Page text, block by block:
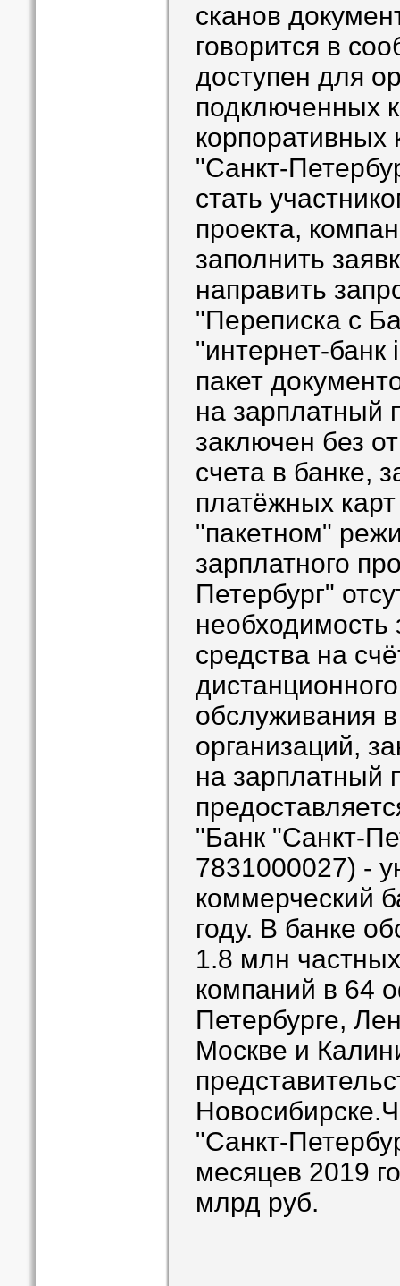
сканов
говорится в
доступен для
подключенных
корпоративных
"Санкт-
стать
проекта,
заполнить
направить
"Переписка с
"интернет-банк
пакет
на зарплатный
заключен без
счета в банке,
платёжных
"пакетном"
зарплатного
Петербург"
необходимость
средства на
обслуживания
организаций,
на зарплатный
"Банк "Санкт-
7831000027) -
коммерческий
году. В банке
1.8 млн
компаний в 64
Петербурге,
Москве и
"Санкт-
месяцев 2019
млрд руб.